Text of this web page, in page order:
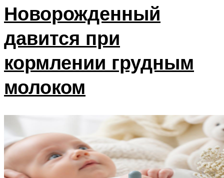
Новорожденный
давится при
кормлении грудным
молоком